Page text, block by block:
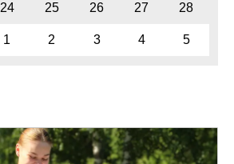
24 25 26 27 28
1 2 3 4 5